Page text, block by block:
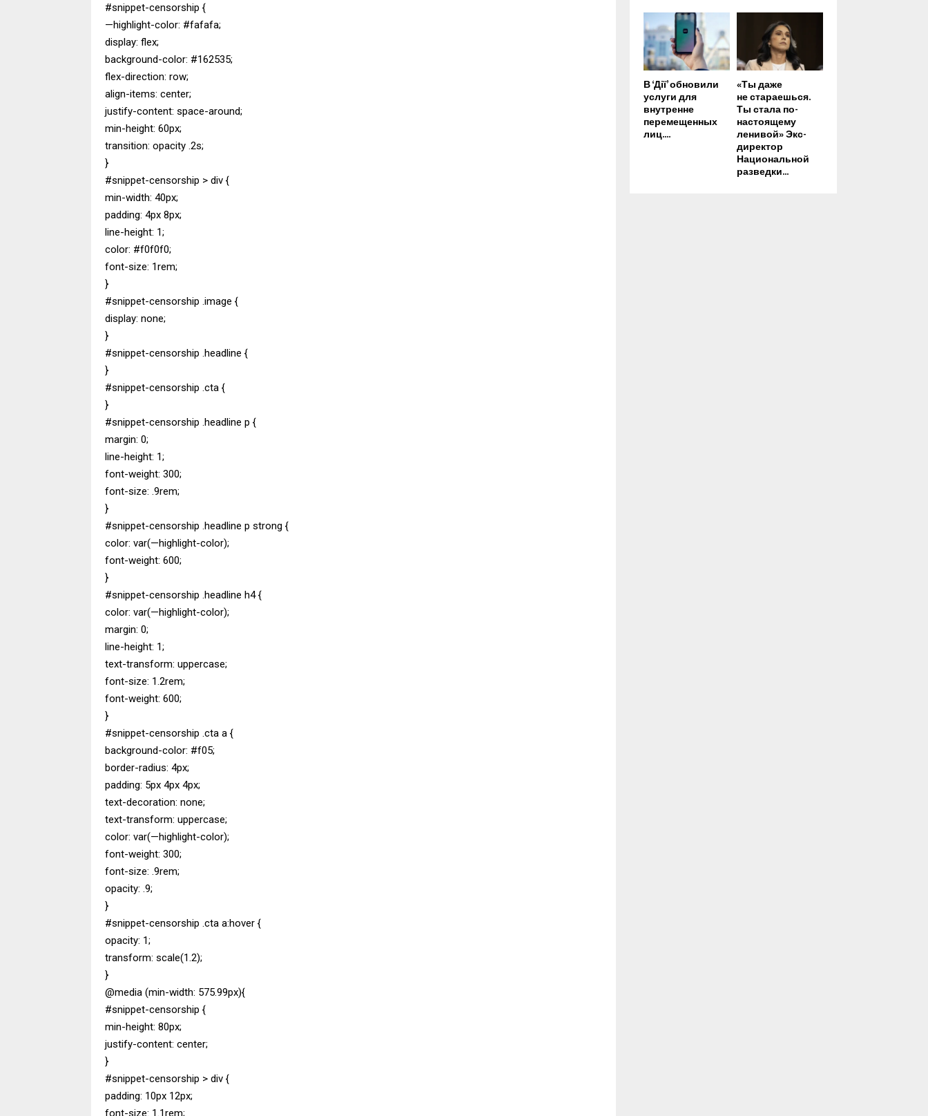
#snippet-censorship {
—highlight-color: #fafafa;
display: flex;
background-color: #162535;
flex-direction: row;
align-items: center;
justify-content: space-around;
min-height: 60px;
transition: opacity .2s;
}
#snippet-censorship > div {
min-width: 40px;
padding: 4px 8px;
line-height: 1;
color: #f0f0f0;
font-size: 1rem;
}
#snippet-censorship .image {
display: none;
}
#snippet-censorship .headline {
}
#snippet-censorship .cta {
}
#snippet-censorship .headline p {
margin: 0;
line-height: 1;
font-weight: 300;
font-size: .9rem;
}
#snippet-censorship .headline p strong {
color: var(—highlight-color);
font-weight: 600;
}
#snippet-censorship .headline h4 {
color: var(—highlight-color);
margin: 0;
line-height: 1;
text-transform: uppercase;
font-size: 1.2rem;
font-weight: 600;
}
#snippet-censorship .cta a {
background-color: #f05;
border-radius: 4px;
padding: 5px 4px 4px;
text-decoration: none;
text-transform: uppercase;
color: var(—highlight-color);
font-weight: 300;
font-size: .9rem;
opacity: .9;
}
#snippet-censorship .cta a:hover {
opacity: 1;
transform: scale(1.2);
}
@media (min-width: 575.99px){
#snippet-censorship {
min-height: 80px;
justify-content: center;
}
#snippet-censorship > div {
padding: 10px 12px;
font-size: 1.1rem;
В ‘Дії’ обновили
услуги для
внутренне
перемещенных
лиц....
«Ты даже
не стараешься.
Ты стала по-
настоящему
ленивой» Экс-
директор
Национальной
разведки...